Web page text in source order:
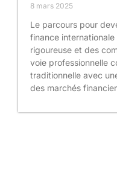
8 mars 2025
Le parcours pour
finance
rigoureuse et des
voie professionnelle
traditionnelle avec
des marchés